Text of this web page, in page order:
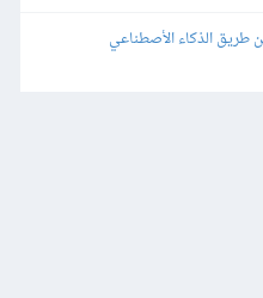
طريق الذكاء الأصطناعي